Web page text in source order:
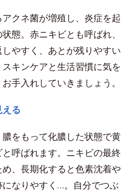
クネ菌が増殖し、炎症を起
態。赤ニキビとも呼ばれ、
やすく、あとが残りやすい
キンケアと生活習慣に気を
手入れしていきましょう。
る
をもって化膿した状態で黄
呼ばれます。ニキビの最終
、長期化すると色素沈着や
なりやすく…。自分でつぶ